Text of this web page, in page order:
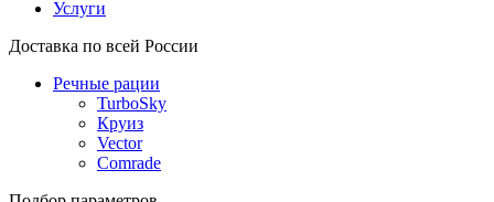
Услуги
Доставка по всей России
Речные рации
TurboSky
Круиз
Vector
Comrade